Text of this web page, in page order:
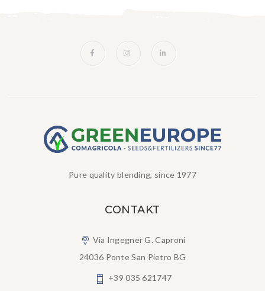
Pure quality blending, since 1977
CONTAKT
Via Ingegner G. Caproni
24036 Ponte San Pietro BG
+39 035 621747